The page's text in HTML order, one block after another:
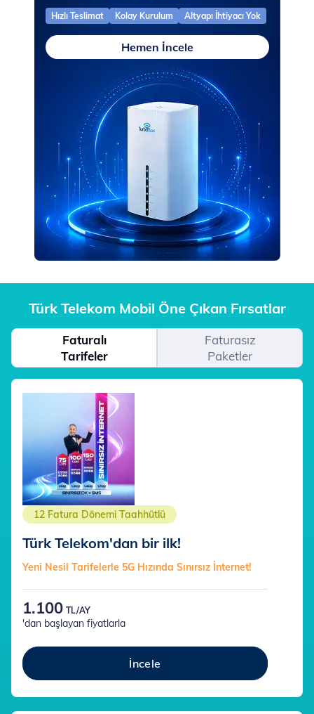
Hızlı Teslimat Kolay Kurulum Altyapı İhtiyacı Yok
Hemen İncele
Türk Telekom Mobil Öne Çıkan Fırsatlar
Faturalı
Tarifeler
Faturasız
Paketler
12 Fatura Dönemi Taahhütlü
Türk Telekom'dan bir ilk!
Yeni Nesil Tarifelerle 5G Hızında Sınırsız İnternet!
1.100 TL/AY
'dan başlayan fiyatlarla
İncele